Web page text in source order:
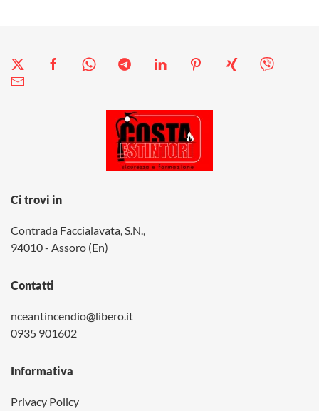
Ci trovi in
Contrada Faccialavata, S.N.,
94010 - Assoro (En)
Contatti
nceantincendio@libero.it
0935 901602
Informativa
Privacy Policy